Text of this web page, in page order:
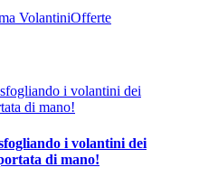
VolantiniOfferte
i volantini dei
di mano!